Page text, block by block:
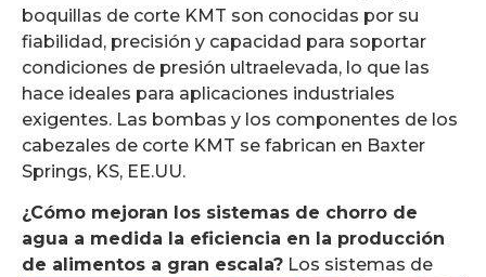
boquillas de corte KMT son conocidas por su
fiabilidad, precisión y capacidad para soportar
condiciones de presión ultraelevada, lo que las
hace ideales para aplicaciones industriales
exigentes. Las bombas y los componentes de los
cabezales de corte KMT se fabrican en Baxter
Springs, KS, EE.UU.
¿Cómo mejoran los sistemas de chorro de
agua a medida la eficiencia en la producción
de alimentos a gran escala? Los sistemas de